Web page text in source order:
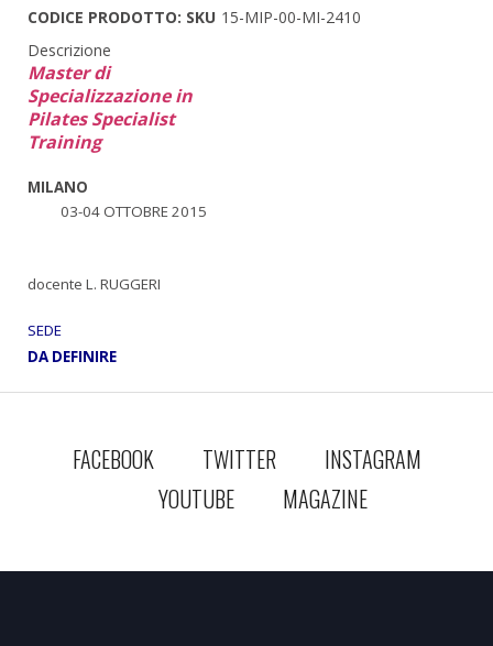
CODICE PRODOTTO: SKU 15-MIP-00-MI-2410
Descrizione
Master di
Specializzazione in
Pilates Specialist
Training
MILANO
03-04 OTTOBRE 2015
docente L. RUGGERI
SEDE
DA DEFINIRE
FACEBOOK TWITTER
INSTAGRAM
YOUTUBE
MAGAZINE